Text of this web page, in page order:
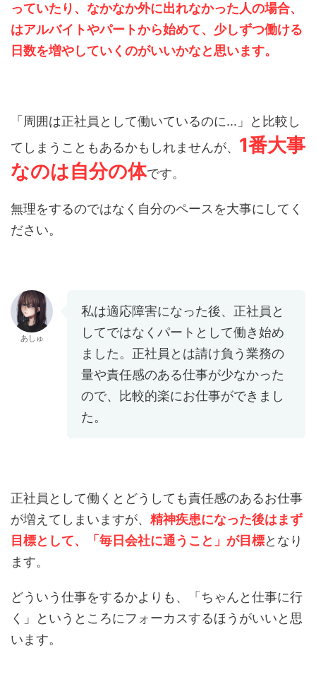
っていたり、なかなか外に出れなかった人の場合、
はアルバイトやパートから始めて、少しずつ働ける
日数を増やしていくのがいいかなと思います。
「周囲は正社員として働いているのに...」と比較し
てしまうこともあるかもしれませんが、 1番大事
なのは自分の体です。
無理をするのではなく自分のペースを大事にしてく
ださい。
あしゅ
私は適応障害になった後、正社員と
してではなくパートとして働き始め
ました。正社員とは請け負う業務の
量や責任感のある仕事が少なかった
ので、比較的楽にお仕事ができまし
た。
正社員として働くとどうしても責任感のあるお仕事
が増えてしまいますが、 精神疾患になった後はまず
目標として、「毎日会社に通うこと」が目標となり
ます。
どういう仕事をするかよりも、「ちゃんと仕事に行
く」というところにフォーカスするほうがいいと思
います。